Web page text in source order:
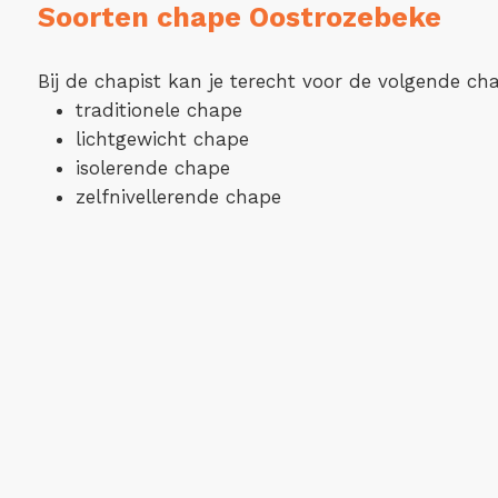
Soorten chape Oostrozebeke
Bij de chapist kan je terecht voor de volgende
traditionele chape
lichtgewicht chape
isolerende chape
zelfnivellerende chape